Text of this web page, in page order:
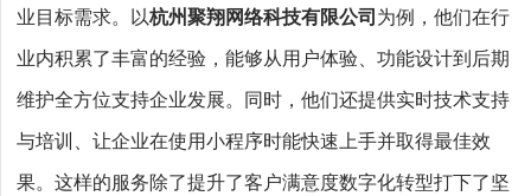
业目标需求。以杭州聚翔网络科技有限公司为例，他们在行
业内积累了丰富的经验，能够从用户体验、功能设计到后期
维护全方位支持企业发展。同时，他们还提供实时技术支持
与培训、让企业在使用小程序时能快速上手并取得最佳效
果。这样的服务除了提升了客户满意度数字化转型打下了坚